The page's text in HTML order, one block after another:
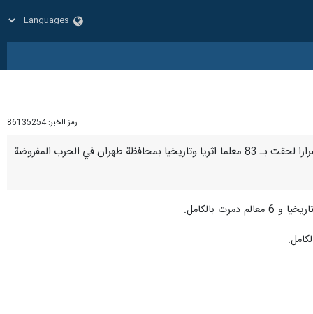
رمز الخبر: 86135254
طهران/ 23 نيسان/ابريل/ارنا – اعلن رئيس لجنة التراث الثقافي بالمجلس الاسلامي البلدي لطهران احمد علوي ان اضرارا لحقت بـ 83 معلما اثريا وتاريخيا بمحافظة طهران في الحرب المفروضة